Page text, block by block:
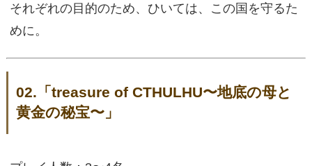
それぞれの目的のため、ひいては、この国を守るた
めに。
02.「treasure of CTHULHU〜地底の母と
黄金の秘宝〜」